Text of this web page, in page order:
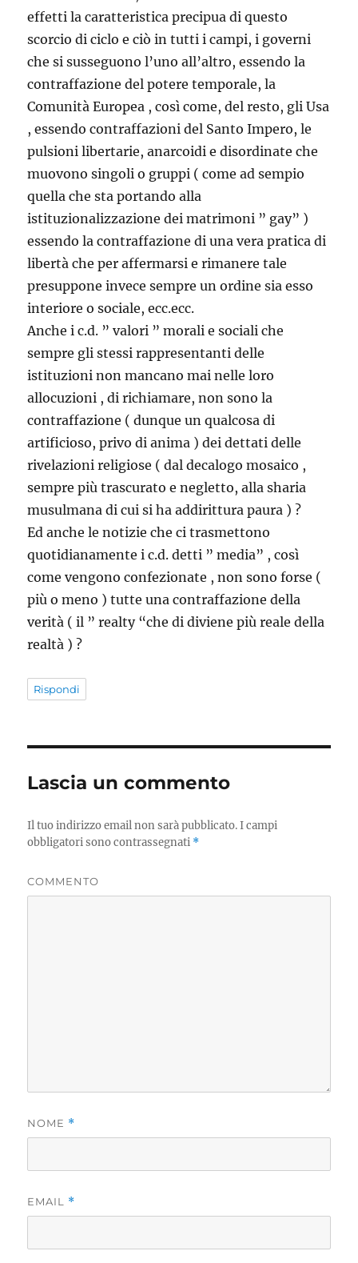
effetti la caratteristica precipua di questo
scorcio di ciclo e ciò in tutti i campi, i governi
che si susseguono l’uno all’altro, essendo la
contraffazione del potere temporale, la
Comunità Europea , così come, del resto, gli Usa
, essendo contraffazioni del Santo Impero, le
pulsioni libertarie, anarcoidi e disordinate che
muovono singoli o gruppi ( come ad sempio
quella che sta portando alla
istituzionalizzazione dei matrimoni ” gay” )
essendo la contraffazione di una vera pratica di
libertà che per affermarsi e rimanere tale
presuppone invece sempre un ordine sia esso
interiore o sociale, ecc.ecc.
Anche i c.d. ” valori ” morali e sociali che
sempre gli stessi rappresentanti delle
istituzioni non mancano mai nelle loro
allocuzioni , di richiamare, non sono la
contraffazione ( dunque un qualcosa di
artificioso, privo di anima ) dei dettati delle
rivelazioni religiose ( dal decalogo mosaico ,
sempre più trascurato e negletto, alla sharia
musulmana di cui si ha addirittura paura ) ?
Ed anche le notizie che ci trasmettono
quotidianamente i c.d. detti ” media” , così
come vengono confezionate , non sono forse (
più o meno ) tutte una contraffazione della
verità ( il ” realty “che di diviene più reale della
realtà ) ?
Rispondi
Lascia un commento
Il tuo indirizzo email non sarà pubblicato.I campi
obbligatori sono contrassegnati *
COMMENTO
NOME *
EMAIL *